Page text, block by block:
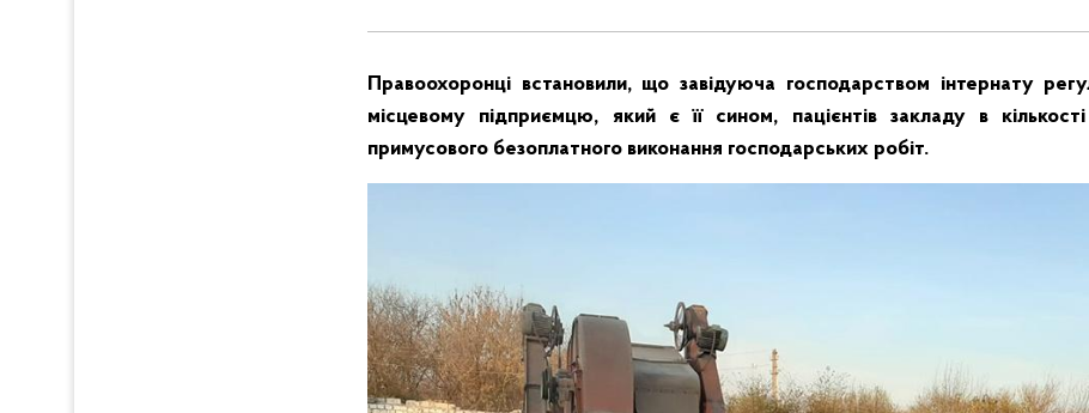
Правоохоронці встановили, що завідуюча господарством інтернату
місцевому підприємцю, який є її сином, пацієнтів закладу в
примусового безоплатного виконання господарських робіт.